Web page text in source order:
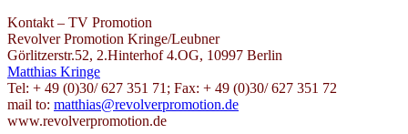
Kontakt – TV Promotion
Revolver Promotion Kringe/Leubner
Görlitzerstr.52, 2.Hinterhof 4.OG, 10997 Berlin
Matthias Kringe
Tel: + 49 (0)30/ 627 351 71; Fax: + 49 (0)30/ 627 351 72
mail to: matthias@revolverpromotion.de
www.revolverpromotion.de